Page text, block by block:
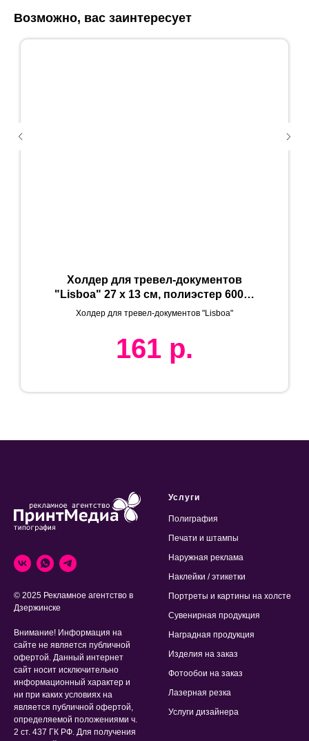
Возможно, вас заинтересует
Холдер для тревел-документов
"Lisboa" 27 x 13 см, полиэстер 600D,
красный
Холдер для тревел-документов "Lisboa"
161 р.
© 2025 Рекламное агентство в
Дзержинске
Внимание! Информация на
сайте не является публичной
офертой. Данный интернет
сайт носит исключительно
информационный характер и
ни при каких условиях на
является публичной офертой,
определяемой положениями ч.
2 ст. 437 ГК РФ. Для получения
Услуги
Полиграфия
Печати и штампы
Наружная реклама
Наклейки / этикетки
Портреты и картины на холсте
Сувенирная продукция
Наградная продукция
Изделия на заказ
Фотообои на заказ
Лазерная резка
Услуги дизайнера